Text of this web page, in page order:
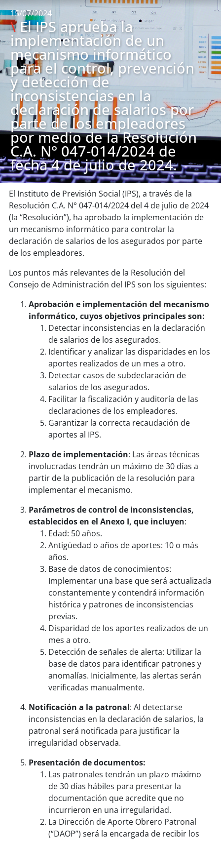
15/07/2024
\ El IPS aprueba la
implementación de un
mecanismo informático
para el control, prevención
y detección de
inconsistencias en la
declaración de salarios por
parte de los empleadores
por medio de la Resolución
C.A. N° 047-014/2024 de
fecha 4 de julio de 2024.
El Instituto de Previsión Social (IPS), a través de la
Resolución C.A. N° 047-014/2024 del 4 de julio de 2024
(la “Resolución”), ha aprobado la implementación de
un mecanismo informático para controlar la
declaración de salarios de los asegurados por parte
de los empleadores.
Los puntos más relevantes de la Resolución del
Consejo de Administración del IPS son los siguientes:
Aprobación e implementación del mecanismo
informático, cuyos objetivos principales son:
Detectar inconsistencias en la declaración
de salarios de los asegurados.
Identificar y analizar las disparidades en los
aportes realizados de un mes a otro.
Detectar casos de subdeclaración de
salarios de los asegurados.
Facilitar la fiscalización y auditoría de las
declaraciones de los empleadores.
Garantizar la correcta recaudación de
aportes al IPS.
Plazo de implementación: Las áreas técnicas
involucradas tendrán un máximo de 30 días a
partir de la publicación de la resolución para
implementar el mecanismo.
Parámetros de control de inconsistencias,
establecidos en el Anexo I, que incluyen:
Edad: 50 años.
Antigüedad o años de aportes: 10 o más
años.
Base de datos de conocimientos:
Implementar una base que será actualizada
constantemente y contendrá información
histórica y patrones de inconsistencias
previas.
Disparidad de los aportes realizados de un
mes a otro.
Detección de señales de alerta: Utilizar la
base de datos para identificar patrones y
anomalías. Inicialmente, las alertas serán
verificadas manualmente.
Notificación a la patronal: Al detectarse
inconsistencias en la declaración de salarios, la
patronal será notificada para justificar la
irregularidad observada.
Presentación de documentos:
Las patronales tendrán un plazo máximo
de 30 días hábiles para presentar la
documentación que acredite que no
incurrieron en una irregularidad.
La Dirección de Aporte Obrero Patronal
(“DAOP”) será la encargada de recibir los